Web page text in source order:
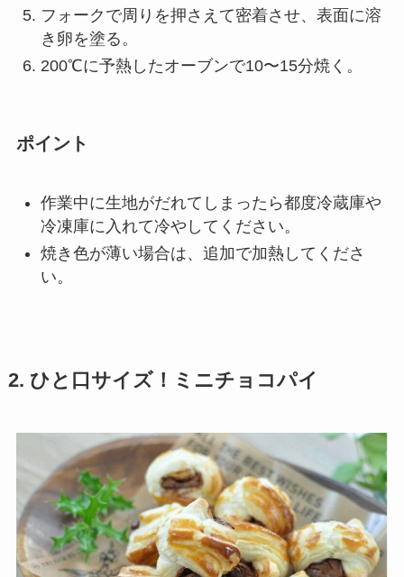
フォークで周りを押さえて密着させ、表面に溶
き卵を塗る。
200℃に予熱したオーブンで10〜15分焼く。
ポイント
作業中に生地がだれてしまったら都度冷蔵庫や
冷凍庫に入れて冷やしてください。
焼き色が薄い場合は、追加で加熱してくださ
い。
2. ひと口サイズ！ミニチョコパイ